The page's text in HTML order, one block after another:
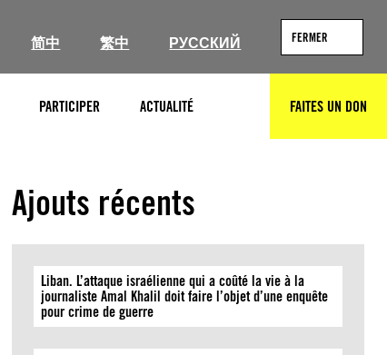
简中 繁中 РУССКИЙ FERMER
PARTICIPER ACTUALITÉ RECHERCHERFAITES UN DON
Ajouts récents
Liban. L’attaque israélienne qui a coûté la vie à la
journaliste Amal Khalil doit faire l’objet d’une enquête
pour crime de guerre